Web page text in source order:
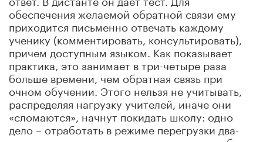
обеспечения желаемой обратной связи ему
приходится письменно отвечать каждому
ученику (комментировать, консультировать),
причем доступным языком. Как показывает
практика, это занимает в три-четыре раза
больше времени, чем обратная связь при
очном обучении. Этого нельзя не учитывать,
распределяя нагрузку учителей, иначе они
«сломаются», начнут покидать школу: одно
дело – отработать в режиме перегрузки два-